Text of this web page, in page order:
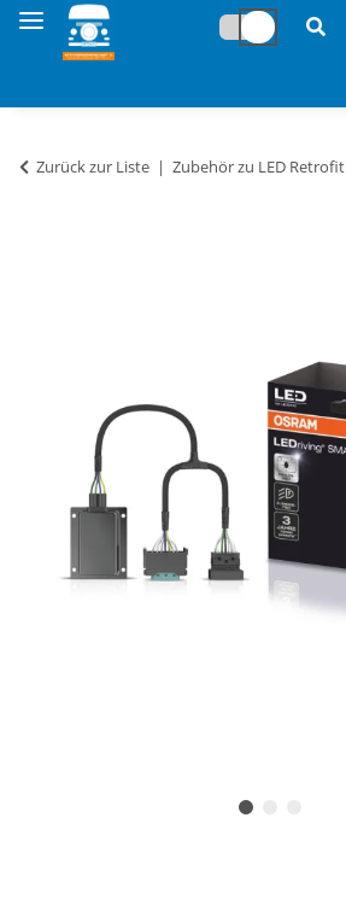
Zurück zur Liste Zubehör zu LED Retrofit